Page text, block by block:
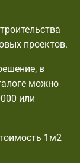
проектов.
в
можно
или
1м2